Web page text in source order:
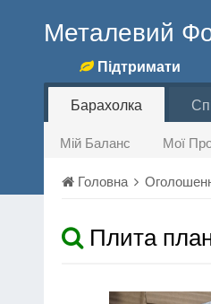
Металевий
Підтримати
Барахолка
Мій Баланс Мої
Головна
Плита